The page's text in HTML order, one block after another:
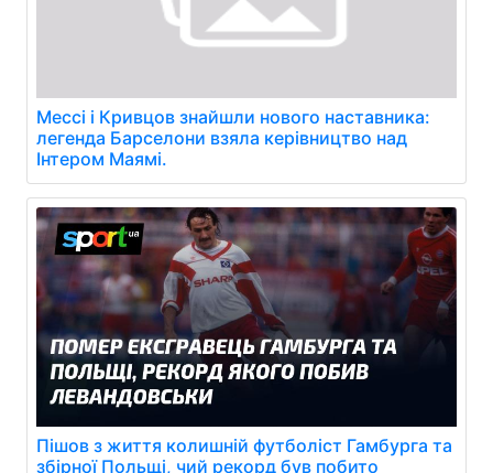
Мессі і Кривцов знайшли нового наставника:
легенда Барселони взяла керівництво над
Інтером Маямі.
Пішов з життя колишній футболіст Гамбурга та
збірної Польщі, чий рекорд був побито